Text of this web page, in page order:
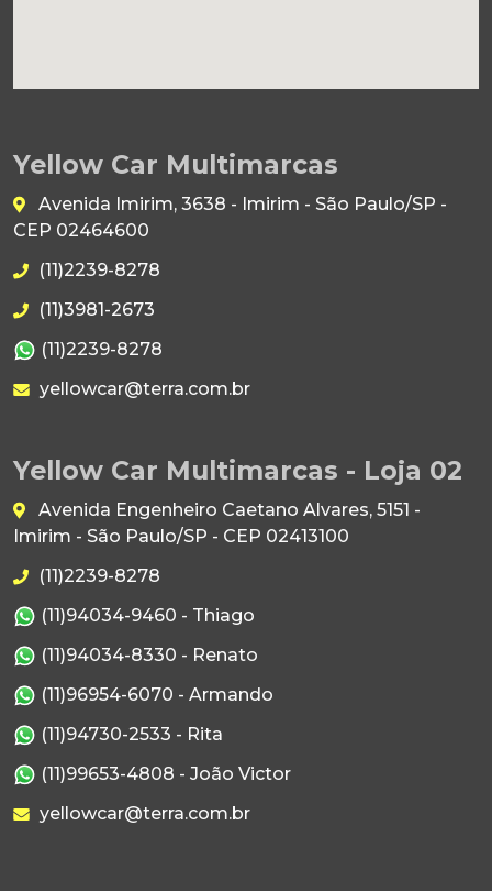
Yellow Car Multimarcas
Avenida Imirim, 3638 - Imirim - São Paulo/SP -
CEP 02464600
(11)2239-8278
(11)3981-2673
(11)2239-8278
yellowcar@terra.com.br
Yellow Car Multimarcas - Loja 02
Avenida Engenheiro Caetano Alvares, 5151 -
Imirim - São Paulo/SP - CEP 02413100
(11)2239-8278
(11)94034-9460 - Thiago
(11)94034-8330 - Renato
(11)96954-6070 - Armando
(11)94730-2533 - Rita
(11)99653-4808 - João Victor
yellowcar@terra.com.br